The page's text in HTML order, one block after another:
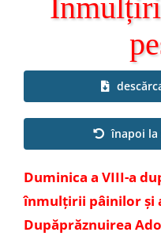
Special
înapoi la
Duminica a VIII-a
înmulțirii pâinilor și
Dupăprăznuirea